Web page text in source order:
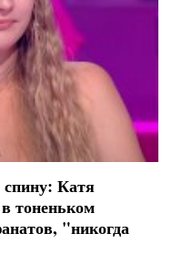
Катя
тоненьком
"никогда